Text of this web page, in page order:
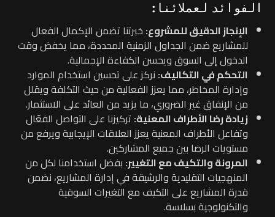
الفوائد لعملائنا:
الإنجاز الدقيق للمشروع: خبرتنا تضمن الإكمال الفعال
للمشاريع ضمن الجداول الزمنية المحددة، مما يخفض وقت
الدخول إلى السوق ويحسن الكفاءة الإجمالية.
التحكم في التكاليف: نركز على تحسين استخدام الموارد
وإدارة المخاطر، مما يعزز الفعالية من حيث التكلفة ويقلل
من الإنفاق غير الضروري، ما يزيد من العائد على الاستثمار.
زيادة رضا الأطراف المعنية: تركيزنا على التواصل الفعّال
وتفاعل الأطراف المعنية يعزز العلاقات الإيجابية ويرفع من
مستويات الرضا بين جميع المشاركين.
المرونة والتكيف مع التغيير: بفضل استخدامنا لكل من
المنهجيات التقليدية والرشيقة في إدارة المشاريع، نضمن
قدرة المشاريع على التكيف مع التغيرات السوقية
والتكنولوجية بسلاسة.